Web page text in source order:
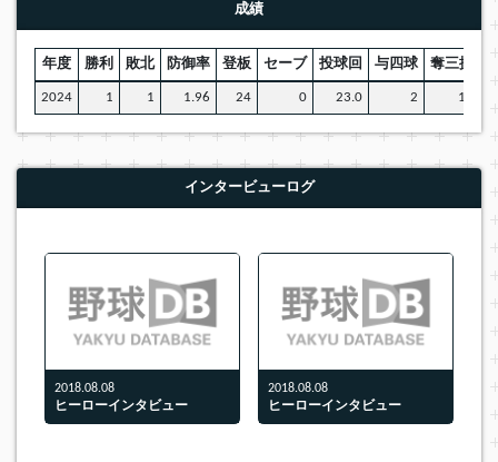
成績
年度 勝利 敗北 防御率 登板 セーブ 投球回 与四球 奪三振
2024 1 1 1.96 24 0 23.0 2 16
インタービューログ
2018.08.08
ヒーローインタビュー
2018.08.08
ヒーローインタビュー